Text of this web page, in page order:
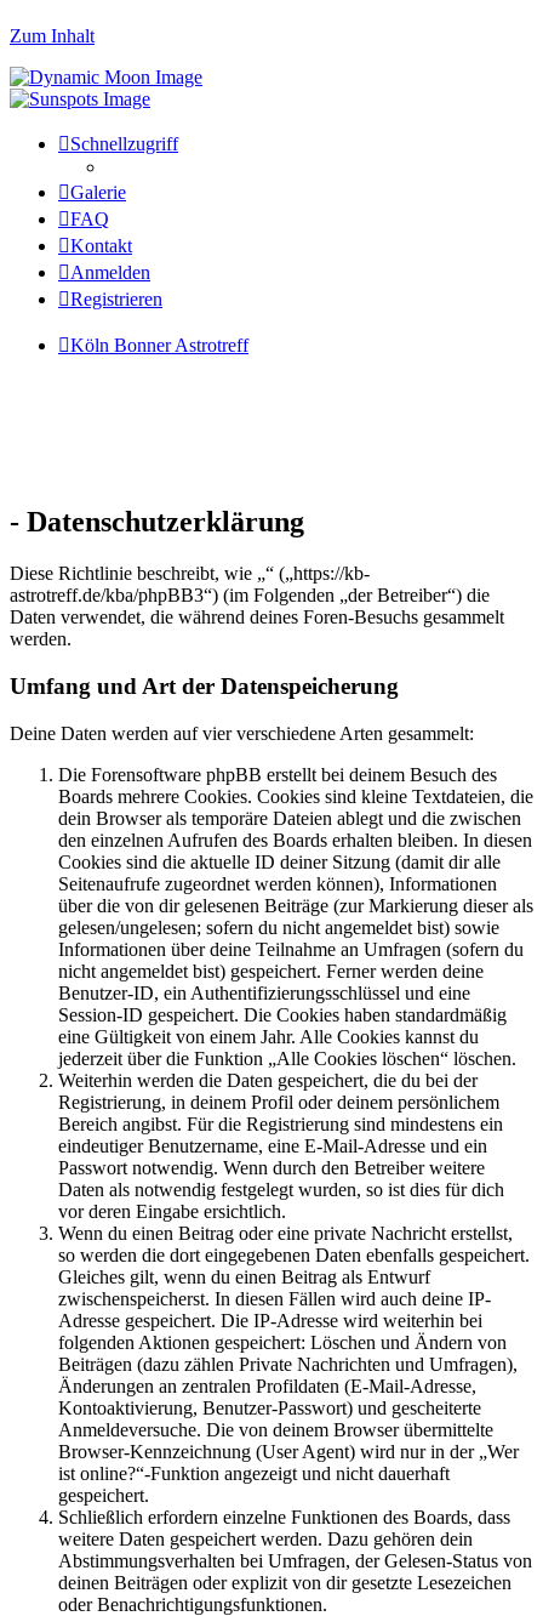
Zum Inhalt
Schnellzugriff
Galerie
FAQ
Kontakt
Anmelden
Registrieren
Köln Bonner Astrotreff
- Datenschutzerklärung
Diese Richtlinie beschreibt, wie „“ („https://kb-
astrotreff.de/kba/phpBB3“) (im Folgenden „der Betreiber“) die
Daten verwendet, die während deines Foren-Besuchs gesammelt
werden.
Umfang und Art der Datenspeicherung
Deine Daten werden auf vier verschiedene Arten gesammelt:
Die Forensoftware phpBB erstellt bei deinem Besuch des
Boards mehrere Cookies. Cookies sind kleine Textdateien, die
dein Browser als temporäre Dateien ablegt und die zwischen
den einzelnen Aufrufen des Boards erhalten bleiben. In diesen
Cookies sind die aktuelle ID deiner Sitzung (damit dir alle
Seitenaufrufe zugeordnet werden können), Informationen
über die von dir gelesenen Beiträge (zur Markierung dieser als
gelesen/ungelesen; sofern du nicht angemeldet bist) sowie
Informationen über deine Teilnahme an Umfragen (sofern du
nicht angemeldet bist) gespeichert. Ferner werden deine
Benutzer-ID, ein Authentifizierungsschlüssel und eine
Session-ID gespeichert. Die Cookies haben standardmäßig
eine Gültigkeit von einem Jahr. Alle Cookies kannst du
jederzeit über die Funktion „Alle Cookies löschen“ löschen.
Weiterhin werden die Daten gespeichert, die du bei der
Registrierung, in deinem Profil oder deinem persönlichem
Bereich angibst. Für die Registrierung sind mindestens ein
eindeutiger Benutzername, eine E-Mail-Adresse und ein
Passwort notwendig. Wenn durch den Betreiber weitere
Daten als notwendig festgelegt wurden, so ist dies für dich
vor deren Eingabe ersichtlich.
Wenn du einen Beitrag oder eine private Nachricht erstellst,
so werden die dort eingegebenen Daten ebenfalls gespeichert.
Gleiches gilt, wenn du einen Beitrag als Entwurf
zwischenspeicherst. In diesen Fällen wird auch deine IP-
Adresse gespeichert. Die IP-Adresse wird weiterhin bei
folgenden Aktionen gespeichert: Löschen und Ändern von
Beiträgen (dazu zählen Private Nachrichten und Umfragen),
Änderungen an zentralen Profildaten (E-Mail-Adresse,
Kontoaktivierung, Benutzer-Passwort) und gescheiterte
Anmeldeversuche. Die von deinem Browser übermittelte
Browser-Kennzeichnung (User Agent) wird nur in der „Wer
ist online?“-Funktion angezeigt und nicht dauerhaft
gespeichert.
Schließlich erfordern einzelne Funktionen des Boards, dass
weitere Daten gespeichert werden. Dazu gehören dein
Abstimmungsverhalten bei Umfragen, der Gelesen-Status von
deinen Beiträgen oder explizit von dir gesetzte Lesezeichen
oder Benachrichtigungsfunktionen.